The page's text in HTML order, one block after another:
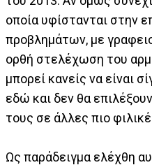
οποία υφίστανται στην
προβλημάτων, με
ορθή στελέχωση του
μπορεί κανείς να είναι
εδώ και δεν θα
τους σε άλλες πιο
Ως παράδειγμα ελέχθη